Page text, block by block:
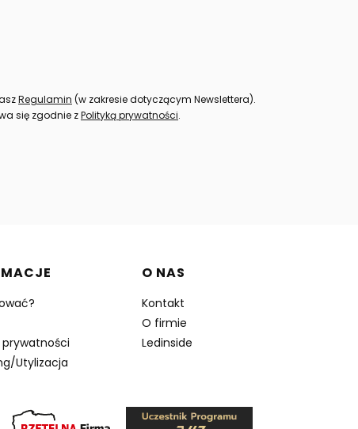
Regulamin (w zakresie dotyczącym Newslettera).
się zgodnie zPolityką prywatności.
prywatności
Utylizacja
O NAS
Kontakt
O firmie
Ledinside